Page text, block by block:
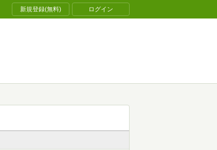
新規登録(無料) ログイン